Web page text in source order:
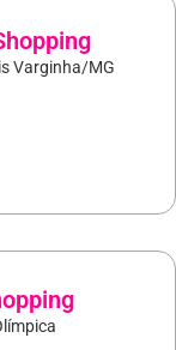
Varginha/MG